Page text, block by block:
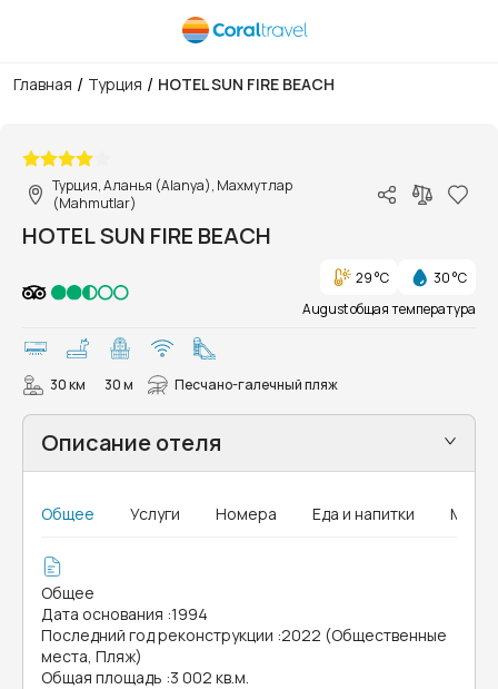
Главная / Турция / HOTEL SUN FIRE BEACH
Турция, Аланья (Alanya), Махмутлар
(Mahmutlar)
HOTEL SUN FIRE BEACH
29 °C
30 °C
August общая температура
30 км 30 м Песчано-галечный пляж
Описание отеля
Общее Услуги Номера Еда и напитки MICE
Общее
Дата основания :1994
Последний год реконструкции :2022 (Общественные
места, Пляж)
Общая площадь :3 002 кв.м.